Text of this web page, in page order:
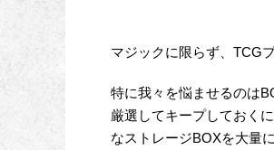
マジックに限らず、TCG
特に我々を悩ませるのは
厳選してキープしておく
なストレージBOXを大量